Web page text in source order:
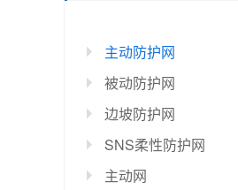
主动防护网
被动防护网
边坡防护网
SNS柔性防护网
主动网